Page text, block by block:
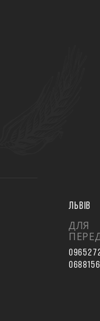
ЛЬВІВ
ДЛЯ